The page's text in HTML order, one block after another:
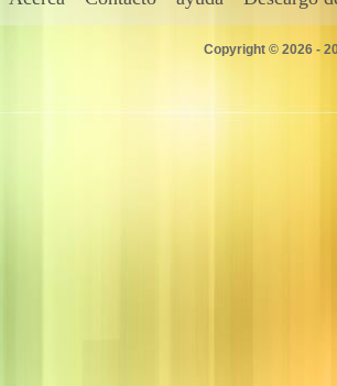
Copyright © 2026 -